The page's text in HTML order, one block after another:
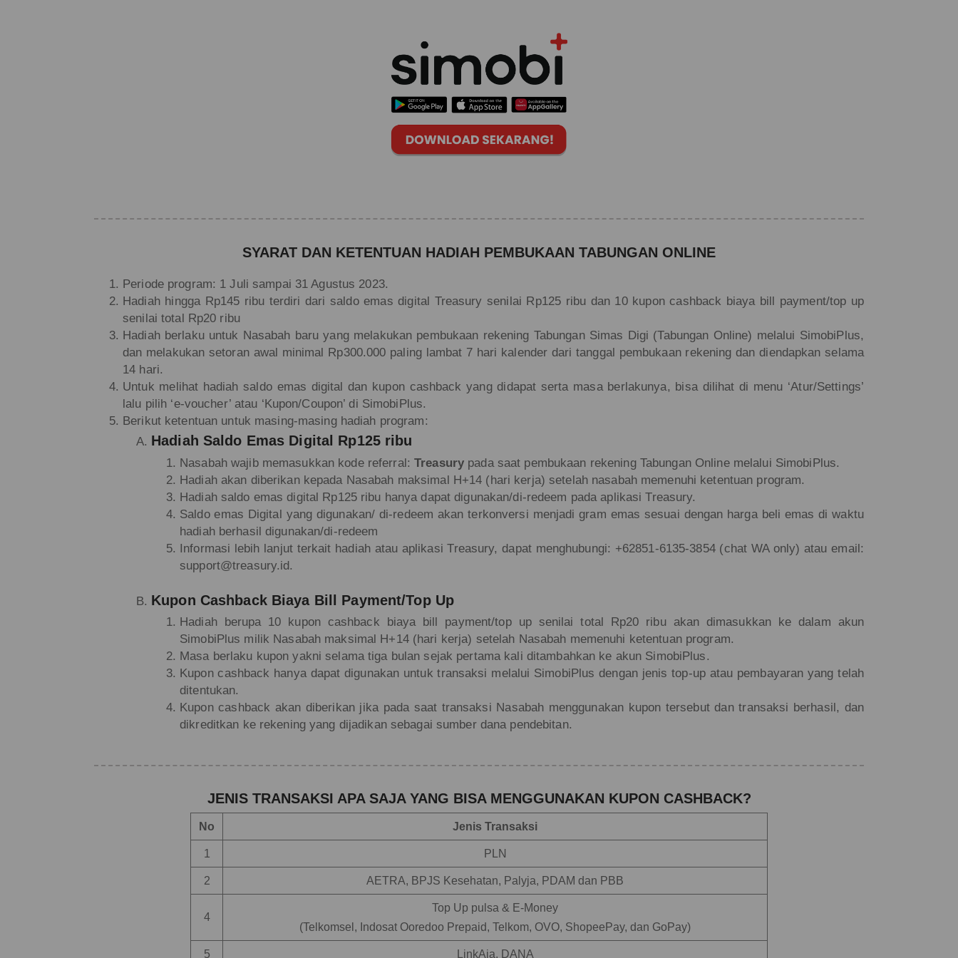
SYARAT DAN KETENTUAN HADIAH PEMBUKAAN TABUNGAN ONLINE
Periode program: 1 Juli sampai 31 Agustus 2023.
Hadiah hingga Rp145 ribu terdiri dari saldo emas digital Treasury senilai Rp125 ribu dan 10 kupon cashback biaya bill payment/top up
senilai total Rp20 ribu
Hadiah berlaku untuk Nasabah baru yang melakukan pembukaan rekening Tabungan Simas Digi (Tabungan Online) melalui SimobiPlus,
dan melakukan setoran awal minimal Rp300.000 paling lambat 7 hari kalender dari tanggal pembukaan rekening dan diendapkan selama
14 hari.
Untuk melihat hadiah saldo emas digital dan kupon cashback yang didapat serta masa berlakunya, bisa dilihat di menu ‘Atur/Settings’
lalu pilih ‘e-voucher’ atau ‘Kupon/Coupon’ di SimobiPlus.
Berikut ketentuan untuk masing-masing hadiah program:
Hadiah Saldo Emas Digital Rp125 ribu
Nasabah wajib memasukkan kode referral: Treasury pada saat pembukaan rekening Tabungan Online melalui SimobiPlus.
Hadiah akan diberikan kepada Nasabah maksimal H+14 (hari kerja) setelah nasabah memenuhi ketentuan program.
Hadiah saldo emas digital Rp125 ribu hanya dapat digunakan/di-redeem pada aplikasi Treasury.
Saldo emas Digital yang digunakan/ di-redeem akan terkonversi menjadi gram emas sesuai dengan harga beli emas di waktu
hadiah berhasil digunakan/di-redeem
Informasi lebih lanjut terkait hadiah atau aplikasi Treasury, dapat menghubungi: +62851-6135-3854 (chat WA only) atau email:
support@treasury.id.
Kupon Cashback Biaya Bill Payment/Top Up
Hadiah berupa 10 kupon cashback biaya bill payment/top up senilai total Rp20 ribu akan dimasukkan ke dalam akun
SimobiPlus milik Nasabah maksimal H+14 (hari kerja) setelah Nasabah memenuhi ketentuan program.
Masa berlaku kupon yakni selama tiga bulan sejak pertama kali ditambahkan ke akun SimobiPlus.
Kupon cashback hanya dapat digunakan untuk transaksi melalui SimobiPlus dengan jenis top-up atau pembayaran yang telah
ditentukan.
Kupon cashback akan diberikan jika pada saat transaksi Nasabah menggunakan kupon tersebut dan transaksi berhasil, dan
dikreditkan ke rekening yang dijadikan sebagai sumber dana pendebitan.
JENIS TRANSAKSI APA SAJA YANG BISA MENGGUNAKAN KUPON CASHBACK?
No Jenis Transaksi
1 PLN
2 AETRA, BPJS Kesehatan, Palyja, PDAM dan PBB
4
Top Up pulsa & E-Money
(Telkomsel, Indosat Ooredoo Prepaid, Telkom, OVO, ShopeePay, dan GoPay)
5 LinkAja, DANA